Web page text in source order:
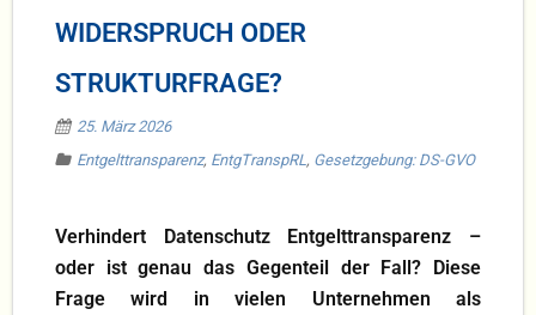
Beratung
Umsetzung
SQIDAS
Blog
WIDERSPRUCH ODER
STRUKTURFRAGE?
25. März 2026
Entgelttransparenz, EntgTranspRL , Gesetzgebung: DS-GVO
Verhindert Datenschutz Entgelttransparenz –
oder ist genau das Gegenteil der Fall? Diese
Frage wird in vielen Unternehmen als